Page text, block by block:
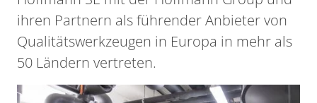
ihren Partnern als führender Anbieter von
Qualitätswerkzeugen in Europa in mehr als
50 Ländern vertreten.